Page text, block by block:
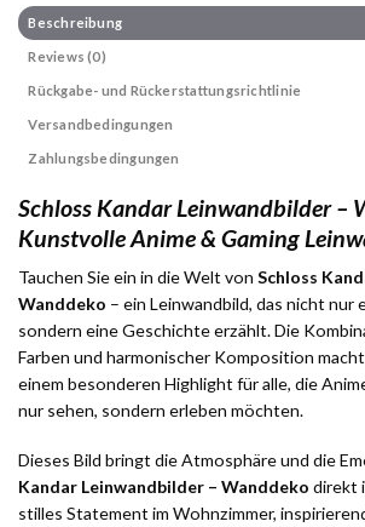
Beschreibung
Reviews (0)
Rückgabe- und Rückerstattungsrichtlinie
Versandbedingungen
Zahlungsbedingungen
Schloss Kandar Leinwandbilder –
Kunstvolle Anime & Gaming
Tauchen Sie ein in die Welt von Schloss
Wanddeko – ein Leinwandbild, das nicht nur
sondern eine Geschichte erzählt. Die
Farben und harmonischer Komposition
einem besonderen Highlight für alle, die
nur sehen, sondern erleben möchten.
Dieses Bild bringt die Atmosphäre und die
Kandar Leinwandbilder – Wanddeko direkt
stilles Statement im Wohnzimmer,